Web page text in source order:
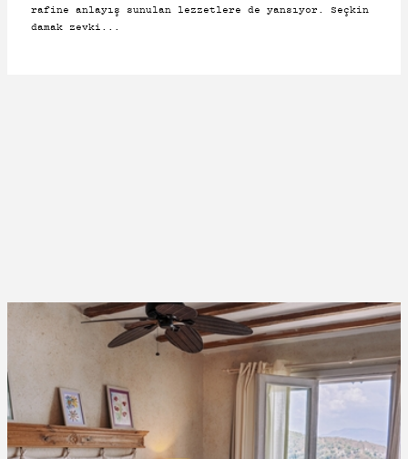
rafine anlayış sunulan lezzetlere de yansıyor. Seçkin
damak zevki...